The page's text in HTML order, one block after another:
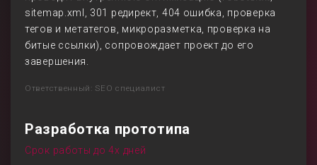
sitemap.xml, 301 редирект, 404 ошибка, проверка
тегов и метатегов, микроразметка, проверка на
битые ссылки), сопровождает проект до его
завершения.
Ответственный: SEO специалист
Разработка прототипа
Срок работы до 4х дней